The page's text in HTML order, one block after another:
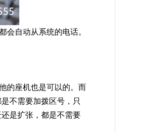
会自动从系统的电话。
的座机也是可以的。而
不需要加拨区号，只
是扩张，都是不需要